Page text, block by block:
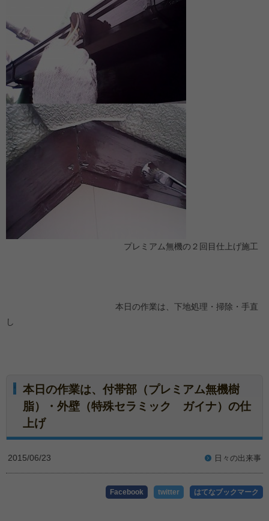
プレミアム無機の２回目仕上げ施工
本日の作業は、下地処理・掃除・手直
し
本日の作業は、付帯部（プレミアム無機樹
脂）・外壁（特殊セラミック ガイナ）の仕
上げ
2015/06/23 日々の出来事
Facebook twitter はてなブックマーク